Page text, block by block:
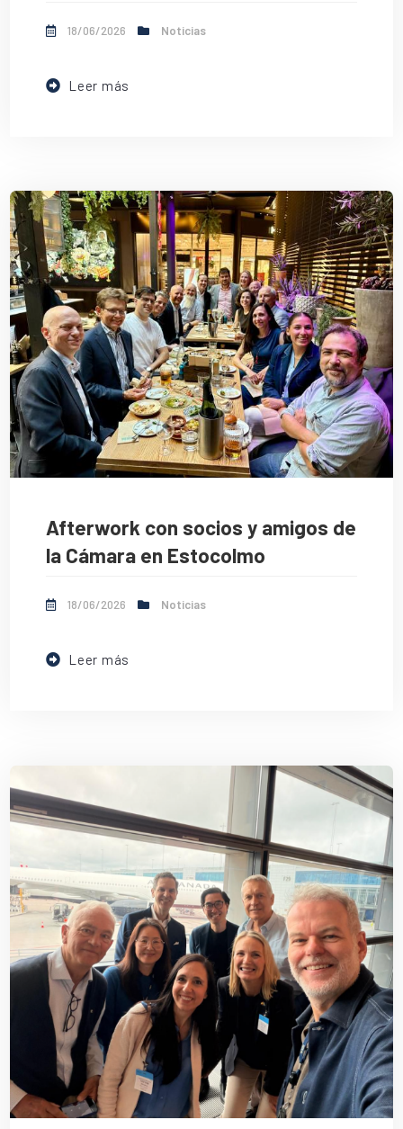
18/06/2026 Noticias
Leer más
Afterwork con socios y amigos de
la Cámara en Estocolmo
18/06/2026 Noticias
Leer más